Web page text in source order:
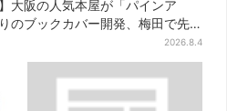
】大阪の人気本屋が「パインア
のブックカバー開発、梅田で先
2026.8.4